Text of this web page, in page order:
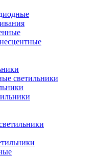
светильники